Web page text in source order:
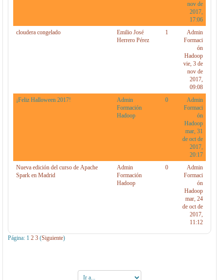
nov de
2017,
17:06
cloudera congelado
Emilio José
Herrero Pérez
1
Admin
Formaci
ón
Hadoop
vie, 3 de
nov de
2017,
09:08
¡Feliz Halloween 2017!
Admin
Formación
Hadoop
0
Admin
Formaci
ón
Hadoop
mar, 31
de oct de
2017,
20:17
Nueva edición del curso de Apache
Spark en Madrid
Admin
Formación
Hadoop
0
Admin
Formaci
ón
Hadoop
mar, 24
de oct de
2017,
11:12
Página: 1 2 3 (Siguiente)